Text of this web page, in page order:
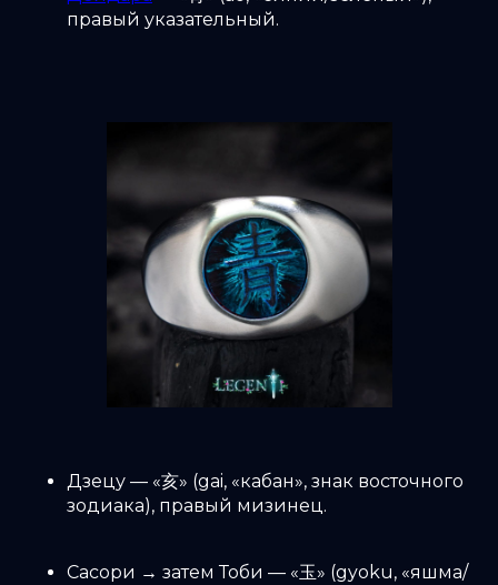
правый указательный.
Дзецу — «亥» (gai, «кабан», знак восточного
зодиака), правый мизинец.
Сасори → затем Тоби — «玉» (gyoku, «яшма/